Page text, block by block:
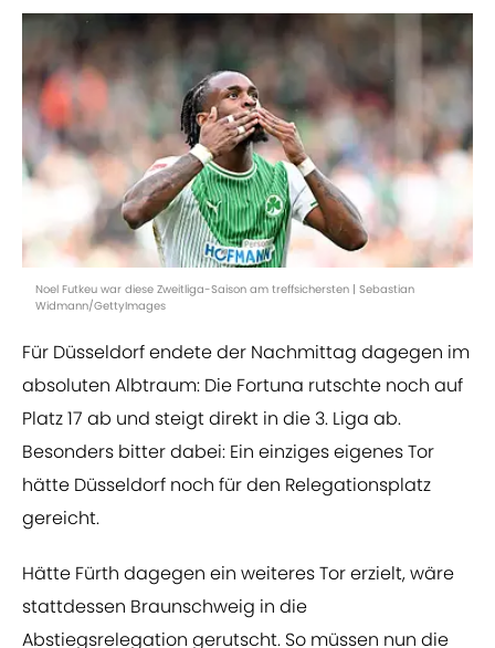
Noel Futkeu war diese Zweitliga-Saison am treffsichersten | Sebastian
Widmann/GettyImages
Für Düsseldorf endete der Nachmittag dagegen im
absoluten Albtraum: Die Fortuna rutschte noch auf
Platz 17 ab und steigt direkt in die 3. Liga ab.
Besonders bitter dabei: Ein einziges eigenes Tor
hätte Düsseldorf noch für den Relegationsplatz
gereicht.
Hätte Fürth dagegen ein weiteres Tor erzielt, wäre
stattdessen Braunschweig in die
Abstiegsrelegation gerutscht. So müssen nun die